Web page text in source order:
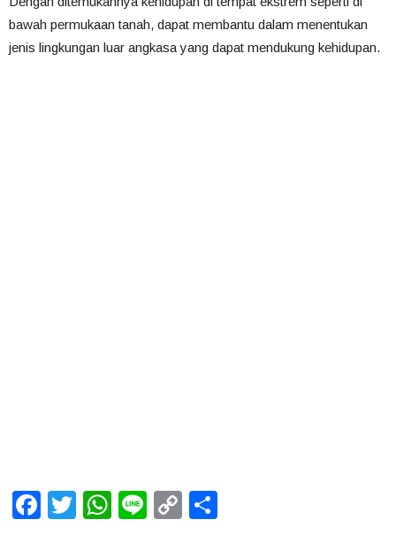
bawah permukaan tanah, dapat membantu dalam menentukan
jenis lingkungan luar angkasa yang dapat mendukung kehidupan.
Facebook
TwitterWhatsApp
LineCopy